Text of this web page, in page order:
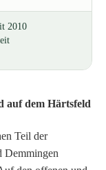
2010
auf dem Härtsfeld
Teil der
Demmingen